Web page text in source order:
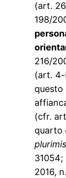
(art.
198/
216/
(art. 4-
questo
(cfr.
quarto
plurimis
31054;
2016,